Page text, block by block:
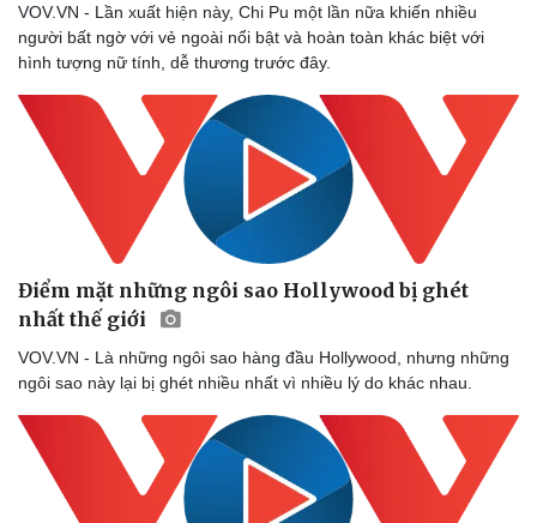
Văn hóa
Sân khấu - Điện ảnh
Âm nhạc
Di sản
Giải trí
Sao Việt
VOV.VN - Lần xuất hiện này, Chi Pu một lần nữa khiến nhiều
người bất ngờ với vẻ ngoài nổi bật và hoàn toàn khác biệt với
hình tượng nữ tính, dễ thương trước đây.
Điểm mặt những ngôi sao Hollywood bị ghét
nhất thế giới
VOV.VN - Là những ngôi sao hàng đầu Hollywood, nhưng những
ngôi sao này lại bị ghét nhiều nhất vì nhiều lý do khác nhau.